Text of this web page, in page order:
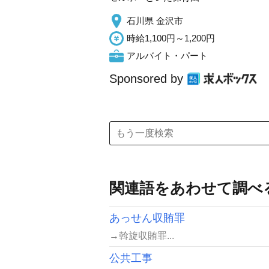
石川県 金沢市
時給1,100円～1,200円
アルバイト・パート
Sponsored by
関連語をあわせて調べ
あっせん収賄罪
→斡旋収賄罪...
公共工事